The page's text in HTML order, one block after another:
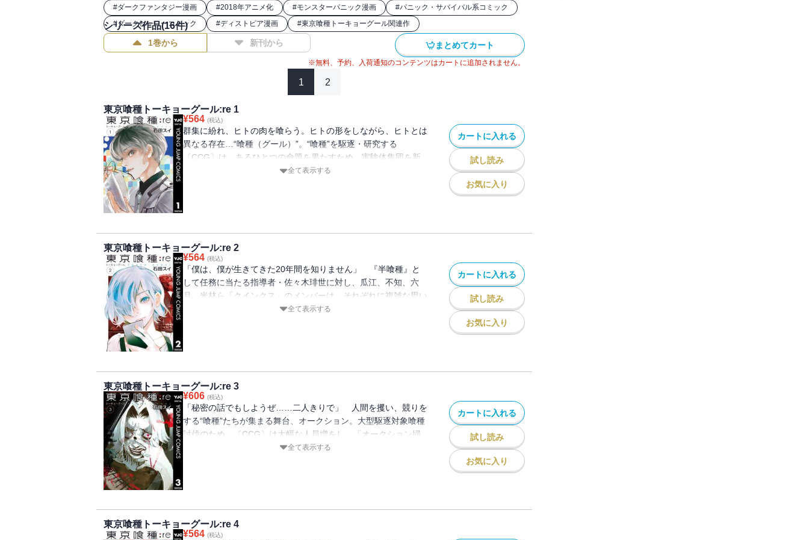
#ダークファンタジー漫画 #2018年アニメ化 #モンスターパニック漫画 #パニック・サバイバル系コミック
#ダークヒーローコミック #ディストピア漫画 #東京喰種トーキョーグール関連作
シリーズ作品(16件)
1巻から 新刊から まとめてカート
※無料、予約、入荷通知のコンテンツはカートに追加されません。
1 2
東京喰種トーキョーグール:re 1
¥564 (税込)
群集に紛れ、ヒトの肉を喰らう。ヒトの形をしながら、ヒトとは
異なる存在…“喰種（グール）”。“喰種”を駆逐・研究する
〔CCG〕は、あるひとつの命題を果たすため、実験体集団を新
設。――その名は「クインクス」。「まともな人間」ではない彼
全て表示する
カートに入れる
試し読み
お気に入り
東京喰種トーキョーグール:re 2
¥564 (税込)
「僕は、僕が生きてきた20年間を知りません」 『半喰種』と
して任務に当たる指導者・佐々木琲世に対し、瓜江、不知、六
月、米林ら「クインクス」のメンバーは、それぞれに複雑な思い
を抱く。 一層の戦力を拡大している喰種集団「アオギリの樹」
全て表示する
カートに入れる
試し読み
お気に入り
東京喰種トーキョーグール:re 3
¥606 (税込)
「秘密の話でもしようぜ……二人きりで」 人間を攫い、競りを
する“喰種”たちが集まる舞台、オークション。大型駆逐対象喰種
討伐のため、〔CCG〕は大幅な人員増をし、「オークション掃
討作戦」を決行する。一方、標的・ナッツクラッカーを追い、作
全て表示する
カートに入れる
試し読み
お気に入り
東京喰種トーキョーグール:re 4
¥564 (税込)